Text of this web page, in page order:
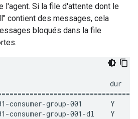
l'agent. Si la file d'attente dont le
contient des messages, cela
bloqués dans la file
dur
consumer-group-001       Y
consumer-group-001-dl    Y